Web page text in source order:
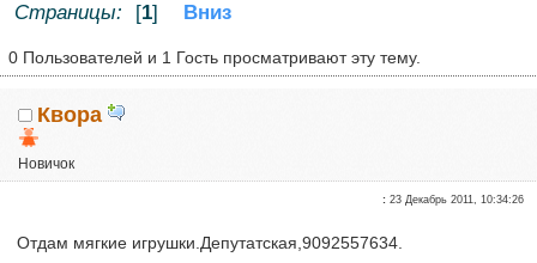
Страницы:
[1] Вниз
0 Пользователей и 1 Гость просматривают эту тему.
Квора
Новичок
:23 Декабрь 2011, 10:34:26
Отдам мягкие игрушки.Депутатская,9092557634.